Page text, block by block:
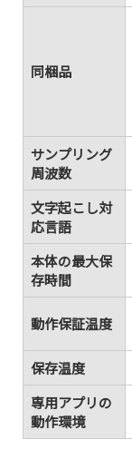
同梱品
サンプリング
周波数
文字起こし対
応言語
本体の最大保
存時間
動作保証温度
保存温度
専用アプリの
動作環境